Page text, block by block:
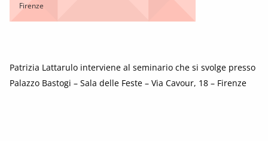
Firenze
Patrizia Lattarulo interviene al seminario che si svolge presso
Palazzo Bastogi – Sala delle Feste – Via Cavour, 18 – Firenze